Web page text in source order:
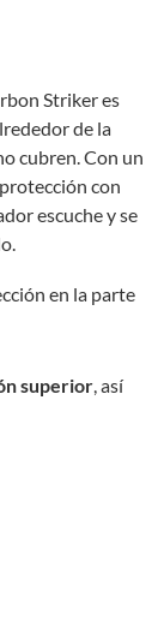
Striker es
de la
cubren. Con un
con
escuche y se
en la parte
superior, así